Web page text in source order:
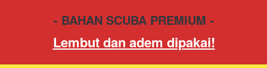
- BAHAN SCUBA PREMIUM -
Lembut dan adem dipakai!